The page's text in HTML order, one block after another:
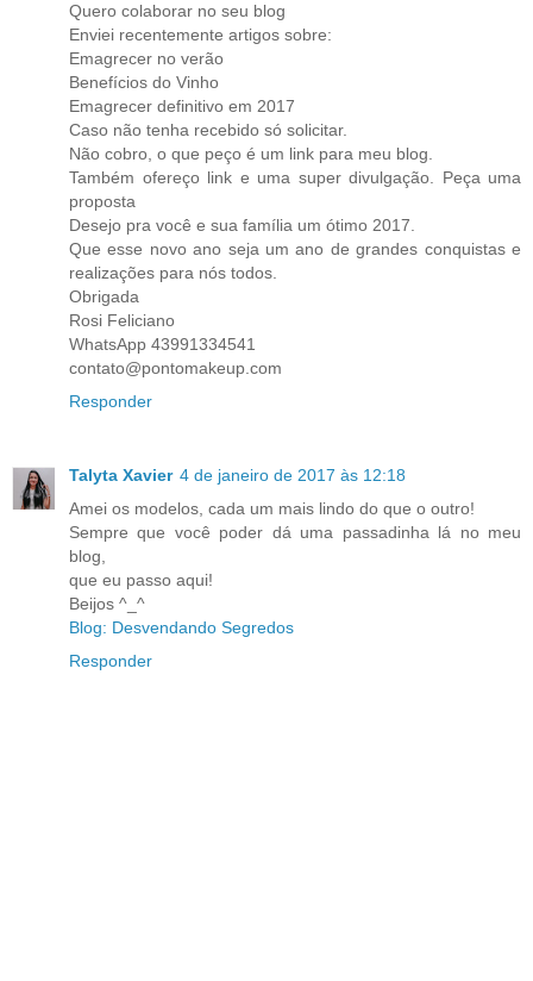
Quero colaborar no seu blog
Enviei recentemente artigos sobre:
Emagrecer no verão
Benefícios do Vinho
Emagrecer definitivo em 2017
Caso não tenha recebido só solicitar.
Não cobro, o que peço é um link para meu blog.
Também ofereço link e uma super divulgação. Peça uma
proposta
Desejo pra você e sua família um ótimo 2017.
Que esse novo ano seja um ano de grandes conquistas e
realizações para nós todos.
Obrigada
Rosi Feliciano
WhatsApp 43991334541
contato@pontomakeup.com
Responder
Talyta Xavier 4 de janeiro de 2017 às 12:18
Amei os modelos, cada um mais lindo do que o outro!
Sempre que você poder dá uma passadinha lá no meu
blog,
que eu passo aqui!
Beijos ^_^
Blog: Desvendando Segredos
Responder